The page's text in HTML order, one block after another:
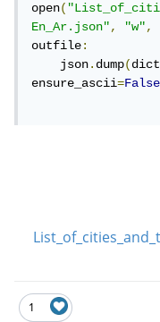
open(
En_Ar.json", "w",
outfile:
    json
.dump(
ensure_ascii=
1